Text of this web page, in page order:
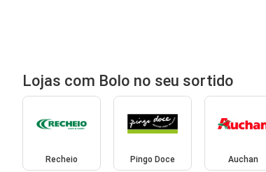
Lojas com Bolo no seu sortido
Recheio Pingo Doce Auchan